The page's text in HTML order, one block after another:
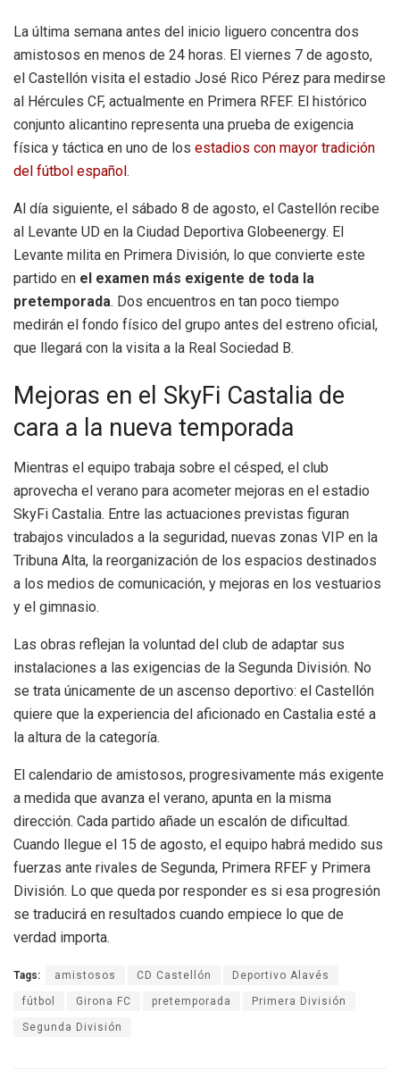
La última semana antes del inicio liguero concentra dos
amistosos en menos de 24 horas. El viernes 7 de agosto,
el Castellón visita el estadio José Rico Pérez para medirse
al Hércules CF, actualmente en Primera RFEF. El histórico
conjunto alicantino representa una prueba de exigencia
física y táctica en uno de los estadios con mayor tradición
del fútbol español.
Al día siguiente, el sábado 8 de agosto, el Castellón recibe
al Levante UD en la Ciudad Deportiva Globeenergy. El
Levante milita en Primera División, lo que convierte este
partido en el examen más exigente de toda la
pretemporada. Dos encuentros en tan poco tiempo
medirán el fondo físico del grupo antes del estreno oficial,
que llegará con la visita a la Real Sociedad B.
Mejoras en el SkyFi Castalia de
cara a la nueva temporada
Mientras el equipo trabaja sobre el césped, el club
aprovecha el verano para acometer mejoras en el estadio
SkyFi Castalia. Entre las actuaciones previstas figuran
trabajos vinculados a la seguridad, nuevas zonas VIP en la
Tribuna Alta, la reorganización de los espacios destinados
a los medios de comunicación, y mejoras en los vestuarios
y el gimnasio.
Las obras reflejan la voluntad del club de adaptar sus
instalaciones a las exigencias de la Segunda División. No
se trata únicamente de un ascenso deportivo: el Castellón
quiere que la experiencia del aficionado en Castalia esté a
la altura de la categoría.
El calendario de amistosos, progresivamente más exigente
a medida que avanza el verano, apunta en la misma
dirección. Cada partido añade un escalón de dificultad.
Cuando llegue el 15 de agosto, el equipo habrá medido sus
fuerzas ante rivales de Segunda, Primera RFEF y Primera
División. Lo que queda por responder es si esa progresión
se traducirá en resultados cuando empiece lo que de
verdad importa.
Tags: amistosos CD Castellón Deportivo Alavés
fútbol Girona FC pretemporada Primera División
Segunda División